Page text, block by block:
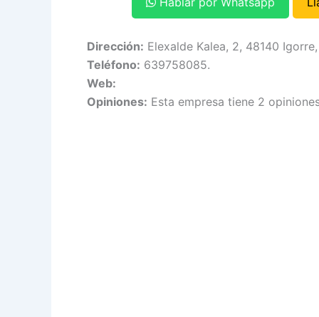
Dirección: Elexalde Kalea, 2, 48140
Teléfono: 639758085.
Web:
Opiniones: Esta empresa tiene 2